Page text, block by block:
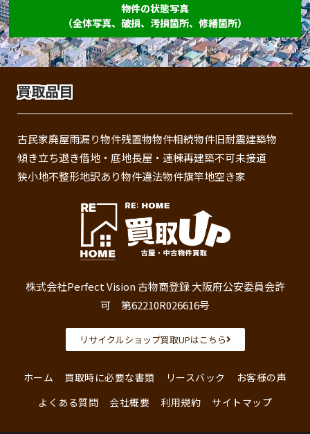
物件の状態写真
（全体写真、破損、汚損箇所、修繕箇所）
買取品目
古民家廃屋雨漏り物件残置物物件相続物件旧耐震建築物
傾き立ち退き借地・底地長屋・連棟再建築不可未接道
狭小地不整形地訳あり物件違法物件旗竿地空き家
株式会社Perfect Vision 古物商登録 大阪府公安委員会許
可 第62210R026616号
リサイクルショップ買取UPはこちら
ホーム 買取時に必要な書類 リースバック
お客様の声
よくある質問
会社概要 利用規約 サイトマップ